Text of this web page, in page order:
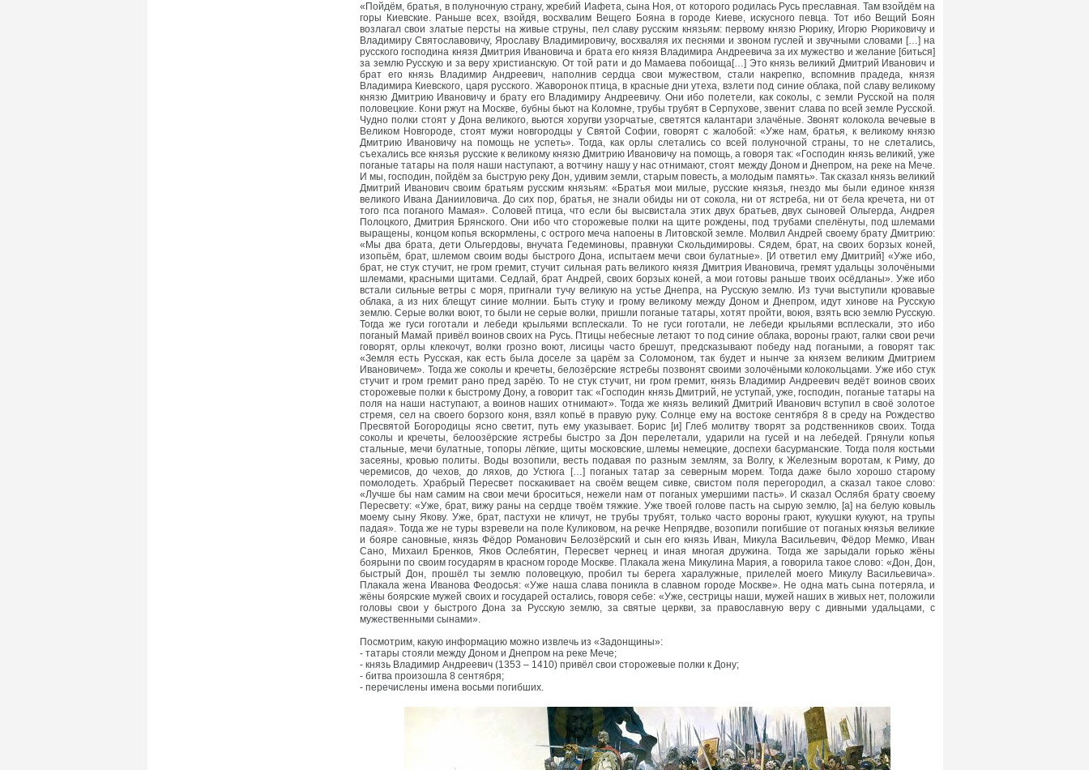
«Пойдём, братья, в полуночную страну, жребий Иафета, сына Ноя, от которого родилась Русь преславная. Там взойдём на
горы Киевские. Раньше всех, взойдя, восхвалим Вещего Бояна в городе Киеве, искусного певца. Тот ибо Вещий Боян
возлагал свои златые персты на живые струны, пел славу русским князьям: первому князю Рюрику, Игорю Рюриковичу и
Владимиру Святославовичу, Ярославу Владимировичу, восхваляя их песнями и звоном гуслей и звучными словами […] на
русского господина князя Дмитрия Ивановича и брата его князя Владимира Андреевича за их мужество и желание [биться]
за землю Русскую и за веру христианскую. От той рати и до Мамаева побоища[…] Это князь великий Дмитрий Иванович и
брат его князь Владимир Андреевич, наполнив сердца свои мужеством, стали накрепко, вспомнив прадеда, князя
Владимира Киевского, царя русского. Жаворонок птица, в красные дни утеха, взлети под синие облака, пой славу великому
князю Дмитрию Ивановичу и брату его Владимиру Андреевичу. Они ибо полетели, как соколы, с земли Русской на поля
половецкие. Кони ржут на Москве, бубны бьют на Коломне, трубы трубят в Серпухове, звенит слава по всей земле Русской.
Чудно полки стоят у Дона великого, вьются хоругви узорчатые, светятся калантари злачёные. Звонят колокола вечевые в
Великом Новгороде, стоят мужи новгородцы у Святой Софии, говорят с жалобой: «Уже нам, братья, к великому князю
Дмитрию Ивановичу на помощь не успеть». Тогда, как орлы слетались со всей полуночной страны, то не слетались,
съехались все князья русские к великому князю Дмитрию Ивановичу на помощь, а говоря так: «Господин князь великий, уже
поганые татары на поля наши наступают, а вотчину нашу у нас отнимают, стоят между Доном и Днепром, на реке на Мече.
И мы, господин, пойдём за быструю реку Дон, удивим земли, старым повесть, а молодым память». Так сказал князь великий
Дмитрий Иванович своим братьям русским князьям: «Братья мои милые, русские князья, гнездо мы были единое князя
великого Ивана Данииловича. До сих пор, братья, не знали обиды ни от сокола, ни от ястреба, ни от бела кречета, ни от
того пса поганого Мамая». Соловей птица, что если бы высвистала этих двух братьев, двух сыновей Ольгерда, Андрея
Полоцкого, Дмитрия Брянского. Они ибо что сторожевые полки на щите рождены, под трубами спелёнуты, под шлемами
выращены, концом копья вскормлены, с острого меча напоены в Литовской земле. Молвил Андрей своему брату Дмитрию:
«Мы два брата, дети Ольгердовы, внучата Гедеминовы, правнуки Скольдимировы. Сядем, брат, на своих борзых коней,
изопьём, брат, шлемом своим воды быстрого Дона, испытаем мечи свои булатные». [И ответил ему Дмитрий] «Уже ибо,
брат, не стук стучит, не гром гремит, стучит сильная рать великого князя Дмитрия Ивановича, гремят удальцы золочёными
шлемами, красными щитами. Седлай, брат Андрей, своих борзых коней, а мои готовы раньше твоих осёдланы». Уже ибо
встали сильные ветры с моря, пригнали тучу великую на устье Днепра, на Русскую землю. Из тучи выступили кровавые
облака, а из них блещут синие молнии. Быть стуку и грому великому между Доном и Днепром, идут хинове на Русскую
землю. Серые волки воют, то были не серые волки, пришли поганые татары, хотят пройти, воюя, взять всю землю Русскую.
Тогда же гуси гоготали и лебеди крыльями всплескали. То не гуси гоготали, не лебеди крыльями всплескали, это ибо
поганый Мамай привёл воинов своих на Русь. Птицы небесные летают то под синие облака, вороны грают, галки свои речи
говорят, орлы клекочут, волки грозно воют, лисицы часто брешут, предсказывают победу над погаными, а говорят так:
«Земля есть Русская, как есть была доселе за царём за Соломоном, так будет и нынче за князем великим Дмитрием
Ивановичем». Тогда же соколы и кречеты, белозёрские ястребы позвонят своими золочёными колокольцами. Уже ибо стук
стучит и гром гремит рано пред зарёю. То не стук стучит, ни гром гремит, князь Владимир Андреевич ведёт воинов своих
сторожевые полки к быстрому Дону, а говорит так: «Господин князь Дмитрий, не уступай, уже, господин, поганые татары на
поля на наши наступают, а воинов наших отнимают». Тогда же князь великий Дмитрий Иванович вступил в своё золотое
стремя, сел на своего борзого коня, взял копьё в правую руку. Солнце ему на востоке сентября 8 в среду на Рождество
Пресвятой Богородицы ясно светит, путь ему указывает. Борис [и] Глеб молитву творят за родственников своих. Тогда
соколы и кречеты, белоозёрские ястребы быстро за Дон перелетали, ударили на гусей и на лебедей. Грянули копья
стальные, мечи булатные, топоры лёгкие, щиты московские, шлемы немецкие, доспехи басурманские. Тогда поля костьми
засеяны, кровью политы. Воды возопили, весть подавая по разным землям, за Волгу, к Железным воротам, к Риму, до
черемисов, до чехов, до ляхов, до Устюга […] поганых татар за северным морем. Тогда даже было хорошо старому
помолодеть. Храбрый Пересвет поскакивает на своём вещем сивке, свистом поля перегородил, а сказал такое слово:
«Лучше бы нам самим на свои мечи броситься, нежели нам от поганых умершими пасть». И сказал Ослябя брату своему
Пересвету: «Уже, брат, вижу раны на сердце твоём тяжкие. Уже твоей голове пасть на сырую землю, [а] на белую ковыль
моему сыну Якову. Уже, брат, пастухи не кличут, не трубы трубят, только часто вороны грают, кукушки кукуют, на трупы
падая». Тогда же не туры взревели на поле Куликовом, на речке Непрядве, возопили погибшие от поганых князья великие
и бояре сановные, князь Фёдор Романович Белозёрский и сын его князь Иван, Микула Васильевич, Фёдор Мемко, Иван
Сано, Михаил Бренков, Яков Ослебятин, Пересвет чернец и иная многая дружина. Тогда же зарыдали горько жёны
боярыни по своим государям в красном городе Москве. Плакала жена Микулина Мария, а говорила такое слово: «Дон, Дон,
быстрый Дон, прошёл ты землю половецкую, пробил ты берега харалужные, прилелей моего Микулу Васильевича».
Плакала жена Иванова Феодосья: «Уже наша слава поникла в славном городе Москве». Не одна мать сына потеряла, и
жёны боярские мужей своих и государей остались, говоря себе: «Уже, сестрицы наши, мужей наших в живых нет, положили
головы свои у быстрого Дона за Русскую землю, за святые церкви, за православную веру с дивными удальцами, с
мужественными сынами».
Посмотрим, какую информацию можно извлечь из «Задонщины»:
- татары стояли между Доном и Днепром на реке Мече;
- князь Владимир Андреевич (1353 – 1410) привёл свои сторожевые полки к Дону;
- битва произошла 8 сентября;
- перечислены имена восьми погибших.